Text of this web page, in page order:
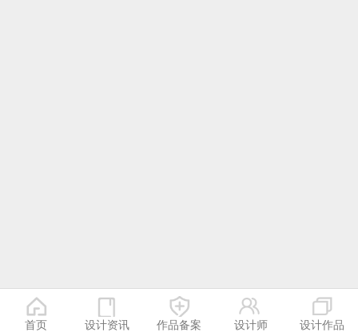
首页 设计资讯 作品备案 设计师 设计作品